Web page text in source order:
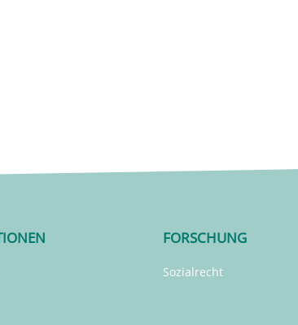
FORSCHUNG
Sozialrecht